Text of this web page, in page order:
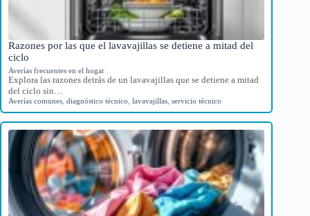
Razones por las que el lavavajillas se detiene a mitad del
ciclo
Averías frecuentes en el hogar
Explora las razones detrás de un lavavajillas que se detiene a mitad
del ciclo sin…
Averías comunes diagnóstico técnico lavavajillas servicio técnico